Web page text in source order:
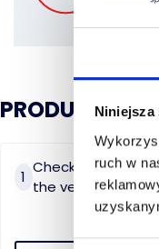
ruch w
PRODUCT
1
Check the history
the vehicle